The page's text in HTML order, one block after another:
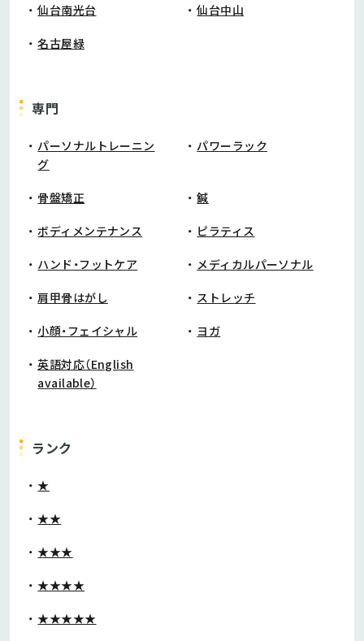
仙台南光台 仙台中山
名古屋緑
専門
パーソナルトレーニン
グ
パワーラック
骨盤矯正 鍼
ボディメンテナンス ピラティス
ハンド・フットケア メディカルパーソナル
肩甲骨はがし ストレッチ
小顔・フェイシャル ヨガ
英語対応（English
available）
ランク
★
★★
★★★
★★★★
★★★★★